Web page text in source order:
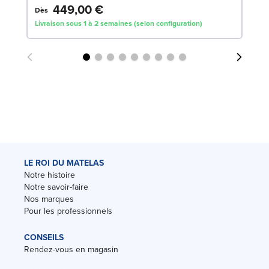
Dès 449,00 €
Livraison sous 1 à 2 semaines (selon configuration)
LE ROI DU MATELAS
Notre histoire
Notre savoir-faire
Nos marques
Pour les professionnels
CONSEILS
Rendez-vous en magasin